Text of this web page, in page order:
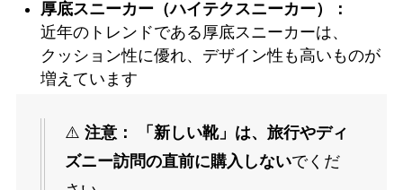
厚底スニーカー（ハイテクスニーカー）：
近年のトレンドである厚底スニーカーは、
クッション性に優れ、デザイン性も高いものが
増えています
⚠️ 注意：
「新しい靴」は、旅行やディ
ズニー訪問の直前に購入しないでくだ